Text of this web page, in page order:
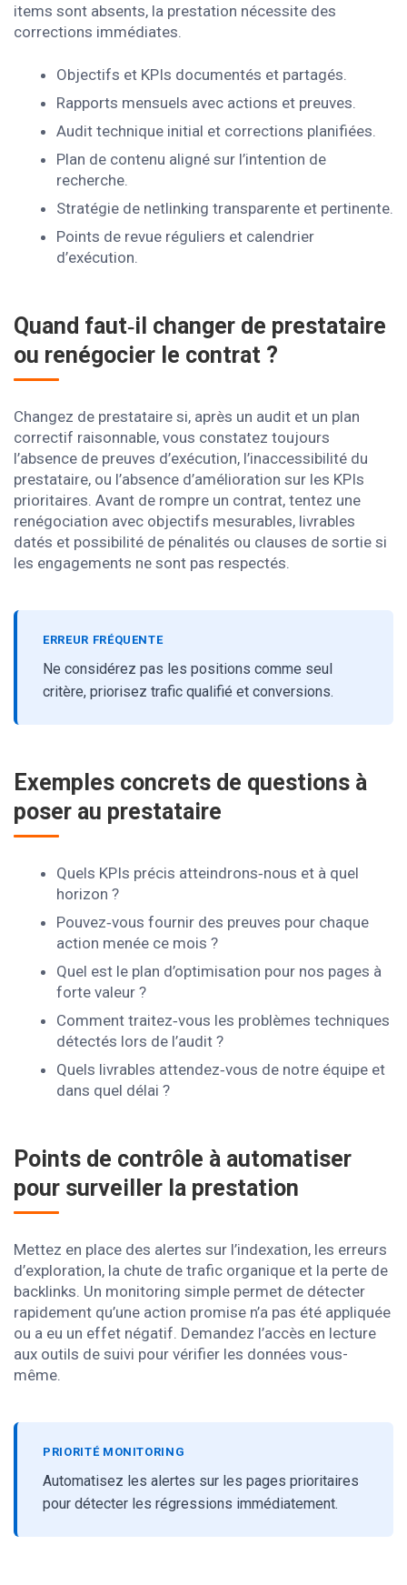
items sont absents, la prestation nécessite des
corrections immédiates.
Objectifs et KPIs documentés et partagés.
Rapports mensuels avec actions et preuves.
Audit technique initial et corrections planifiées.
Plan de contenu aligné sur l’intention de
recherche.
Stratégie de netlinking transparente et pertinente.
Points de revue réguliers et calendrier
d’exécution.
Quand faut‑il changer de prestataire
ou renégocier le contrat ?
Changez de prestataire si, après un audit et un plan
correctif raisonnable, vous constatez toujours
l’absence de preuves d’exécution, l’inaccessibilité du
prestataire, ou l’absence d’amélioration sur les KPIs
prioritaires. Avant de rompre un contrat, tentez une
renégociation avec objectifs mesurables, livrables
datés et possibilité de pénalités ou clauses de sortie si
les engagements ne sont pas respectés.
ERREUR FRÉQUENTE
Ne considérez pas les positions comme seul
critère, priorisez trafic qualifié et conversions.
Exemples concrets de questions à
poser au prestataire
Quels KPIs précis atteindrons‑nous et à quel
horizon ?
Pouvez‑vous fournir des preuves pour chaque
action menée ce mois ?
Quel est le plan d’optimisation pour nos pages à
forte valeur ?
Comment traitez‑vous les problèmes techniques
détectés lors de l’audit ?
Quels livrables attendez‑vous de notre équipe et
dans quel délai ?
Points de contrôle à automatiser
pour surveiller la prestation
Mettez en place des alertes sur l’indexation, les erreurs
d’exploration, la chute de trafic organique et la perte de
backlinks. Un monitoring simple permet de détecter
rapidement qu’une action promise n’a pas été appliquée
ou a eu un effet négatif. Demandez l’accès en lecture
aux outils de suivi pour vérifier les données vous-
même.
PRIORITÉ MONITORING
Automatisez les alertes sur les pages prioritaires
pour détecter les régressions immédiatement.